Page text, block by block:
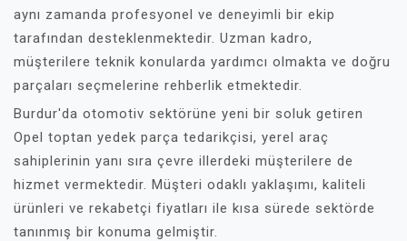
aynı zamanda profesyonel ve deneyimli bir ekip
tarafından desteklenmektedir. Uzman kadro,
müşterilere teknik konularda yardımcı olmakta ve doğru
parçaları seçmelerine rehberlik etmektedir.
Burdur'da otomotiv sektörüne yeni bir soluk getiren
Opel toptan yedek parça tedarikçisi, yerel araç
sahiplerinin yanı sıra çevre illerdeki müşterilere de
hizmet vermektedir. Müşteri odaklı yaklaşımı, kaliteli
ürünleri ve rekabetçi fiyatları ile kısa sürede sektörde
tanınmış bir konuma gelmiştir.